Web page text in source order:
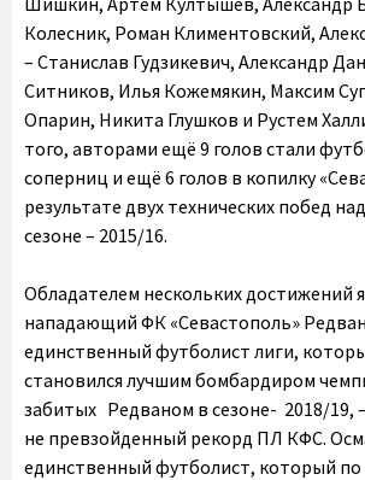
Колесник, Роман Климентовский,
– Станислав Гудзикевич, Александр
Ситников, Илья Кожемякин, Максим
Опарин, Никита Глушков и Рустем
того, авторами ещё 9 голов стали
соперниц и ещё 6 голов в копилку
результате двух технических побед
сезоне – 2015/16.
Обладателем нескольких достижений
нападающий ФК «Севастополь»
единственный футболист лиги,
становился лучшим бомбардиром
забитых Редваном в сезоне- 2018/19,
не превзойденный рекорд ПЛ КФС.
единственный футболист, который по